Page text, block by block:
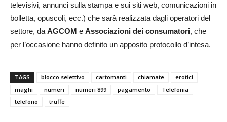
televisivi, annunci sulla stampa e sui siti web, comunicazioni in
bolletta, opuscoli, ecc.) che sarà realizzata dagli operatori del
settore, da AGCOM e Associazioni dei consumatori, che
per l’occasione hanno definito un apposito protocollo d’intesa.
TAGS blocco selettivo cartomanti chiamate
erotici
maghi
numeri numeri 899 pagamento
Telefonia
telefono
truffe